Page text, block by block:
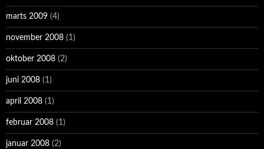
marts 2009 (4)
november 2008 (1)
oktober 2008 (2)
juni 2008 (1)
april 2008 (1)
februar 2008 (1)
januar 2008 (2)